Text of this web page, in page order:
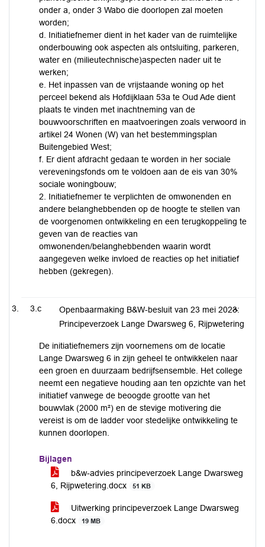
onder a, onder 3 Wabo die doorlopen zal moeten
worden;
d. Initiatiefnemer dient in het kader van de ruimtelijke
onderbouwing ook aspecten als ontsluiting, parkeren,
water en (milieutechnische)aspecten nader uit te
werken;
e. Het inpassen van de vrijstaande woning op het
perceel bekend als Hofdijklaan 53a te Oud Ade dient
plaats te vinden met inachtneming van de
bouwvoorschriften en maatvoeringen zoals verwoord in
artikel 24 Wonen (W) van het bestemmingsplan
Buitengebied West;
f. Er dient afdracht gedaan te worden in her sociale
vereveningsfonds om te voldoen aan de eis van 30%
sociale woningbouw;
2. Initiatiefnemer te verplichten de omwonenden en
andere belanghebbenden op de hoogte te stellen van
de voorgenomen ontwikkeling en een terugkoppeling te
geven van de reacties van
omwonenden/belanghebbenden waarin wordt
aangegeven welke invloed de reacties op het initiatief
hebben (gekregen).
3.c
Openbaarmaking B&W-besluit van 23 mei 2023:
Principeverzoek Lange Dwarsweg 6, Rijpwetering
De initiatiefnemers zijn voornemens om de locatie
Lange Dwarsweg 6 in zijn geheel te ontwikkelen naar
een groen en duurzaam bedrijfsensemble. Het college
neemt een negatieve houding aan ten opzichte van het
initiatief vanwege de beoogde grootte van het
bouwvlak (2000 m²) en de stevige motivering die
vereist is om de ladder voor stedelijke ontwikkeling te
kunnen doorlopen.
Bijlagen
b&w-advies principeverzoek Lange Dwarsweg
6, Rijpwetering.docx
51 KB
Uitwerking principeverzoek Lange Dwarsweg
6.docx
19 MB